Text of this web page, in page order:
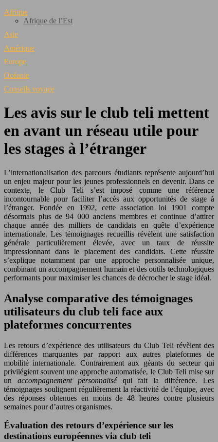
Afrique
Afrique de l’Est
Asie
Amérique
Europe
Océanie
Conseils voyage
Les avis sur le club teli mettent
en avant un réseau utile pour
les stages à l’étranger
L’internationalisation des parcours étudiants représente aujourd’hui
un enjeu majeur pour les jeunes professionnels en devenir. Dans ce
contexte, le Club Teli s’est imposé comme une référence
incontournable pour faciliter l’accès aux opportunités de stage à
l’étranger. Fondée en 1992, cette association loi 1901 compte
désormais plus de 94 000 anciens membres et continue d’attirer
chaque année des milliers de candidats en quête d’expérience
internationale. Les témoignages recueillis révèlent une satisfaction
générale particulièrement élevée, avec un taux de réussite
impressionnant dans le placement des candidats. Cette réussite
s’explique notamment par une approche personnalisée unique,
combinant un accompagnement humain et des outils technologiques
performants pour maximiser les chances de décrocher le stage idéal.
Analyse comparative des témoignages
utilisateurs du club teli face aux
plateformes concurrentes
Les retours d’expérience des utilisateurs du Club Teli révèlent des
différences marquantes par rapport aux autres plateformes de
mobilité internationale. Contrairement aux géants du secteur qui
privilégient souvent une approche automatisée, le Club Teli mise sur
un accompagnement personnalisé qui fait la différence. Les
témoignages soulignent régulièrement la réactivité de l’équipe, avec
des réponses obtenues en moins de 48 heures contre plusieurs
semaines pour d’autres organismes.
Évaluation des retours d’expérience sur les
destinations européennes via club teli